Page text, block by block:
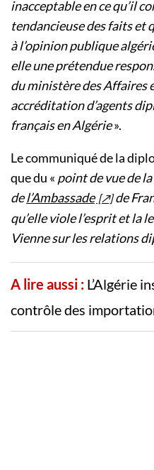
inacceptable en ce qu’il
tendancieuse des faits et
à l’opinion publique
elle une prétendue
du ministère des Affaires
accréditation d’agents
français en Algérie».
Le communiqué de la
que du « point de vue de
del’Ambassade
de
qu’elle viole l’esprit et la
Vienne sur les relations
A lire aussi : L’Algérie
contrôle des